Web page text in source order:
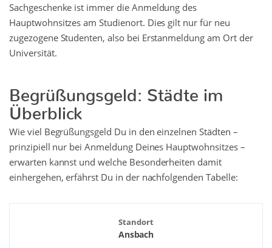
Sachgeschenke ist immer die Anmeldung des
Hauptwohnsitzes am Studienort. Dies gilt nur für neu
zugezogene Studenten, also bei Erstanmeldung am Ort der
Universität.
Begrüßungsgeld: Städte im
Überblick
Wie viel Begrüßungsgeld Du in den einzelnen Städten –
prinzipiell nur bei Anmeldung Deines Hauptwohnsitzes –
erwarten kannst und welche Besonderheiten damit
einhergehen, erfährst Du in der nachfolgenden Tabelle:
Standort
Ansbach